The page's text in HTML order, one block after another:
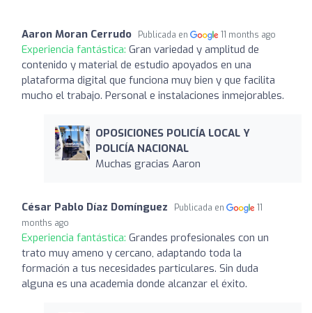
Aaron Moran Cerrudo Publicada en 11 months ago
Experiencia fantástica: Gran variedad y amplitud de
contenido y material de estudio apoyados en una
plataforma digital que funciona muy bien y que facilita
mucho el trabajo. Personal e instalaciones inmejorables.
OPOSICIONES POLICÍA LOCAL Y
POLICÍA NACIONAL
Muchas gracias Aaron
César Pablo Díaz Domínguez Publicada en
11
months ago
Experiencia fantástica: Grandes profesionales con un
trato muy ameno y cercano, adaptando toda la
formación a tus necesidades particulares. Sin duda
alguna es una academia donde alcanzar el éxito.